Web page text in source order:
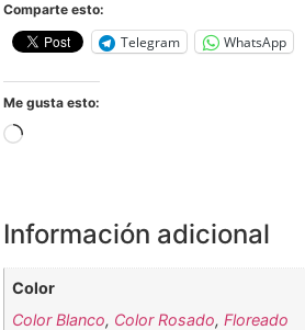
Comparte esto:
Telegram WhatsApp
Me gusta esto:
Información adicional
Color
Color Blanco, Color Rosado,Floreado